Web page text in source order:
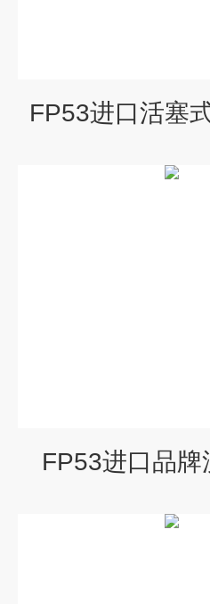
FP53进口活塞
FP53进口品牌